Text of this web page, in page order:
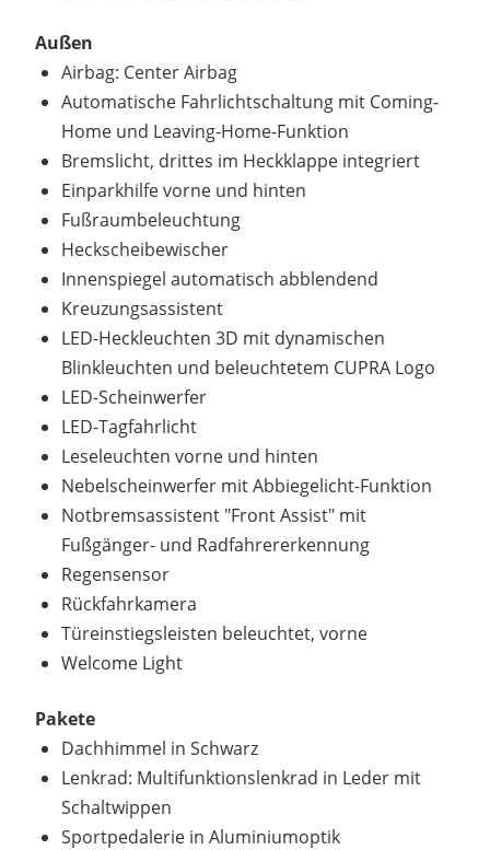
Außen
Airbag: Center Airbag
Automatische Fahrlichtschaltung mit Coming-
Home und Leaving-Home-Funktion
Bremslicht, drittes im Heckklappe integriert
Einparkhilfe vorne und hinten
Fußraumbeleuchtung
Heckscheibewischer
Innenspiegel automatisch abblendend
Kreuzungsassistent
LED-Heckleuchten 3D mit dynamischen
Blinkleuchten und beleuchtetem CUPRA Logo
LED-Scheinwerfer
LED-Tagfahrlicht
Leseleuchten vorne und hinten
Nebelscheinwerfer mit Abbiegelicht-Funktion
Notbremsassistent "Front Assist" mit
Fußgänger- und Radfahrererkennung
Regensensor
Rückfahrkamera
Türeinstiegsleisten beleuchtet, vorne
Welcome Light
Pakete
Dachhimmel in Schwarz
Lenkrad: Multifunktionslenkrad in Leder mit
Schaltwippen
Sportpedalerie in Aluminiumoptik